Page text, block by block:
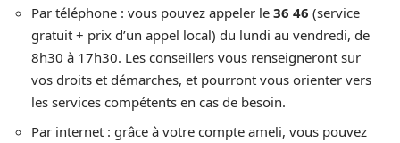
Par téléphone : vous pouvez appeler le 36 46 (service
gratuit + prix d’un appel local) du lundi au vendredi, de
8h30 à 17h30. Les conseillers vous renseigneront sur
vos droits et démarches, et pourront vous orienter vers
les services compétents en cas de besoin.
Par internet : grâce à votre compte ameli, vous pouvez